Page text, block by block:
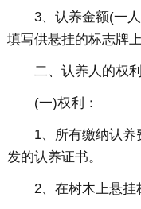
3、认养金额(一
填写供悬挂的标志牌
二、认养人的权
(一)权利：
1、所有缴纳认
发的认养证书。
2、在树木上悬挂